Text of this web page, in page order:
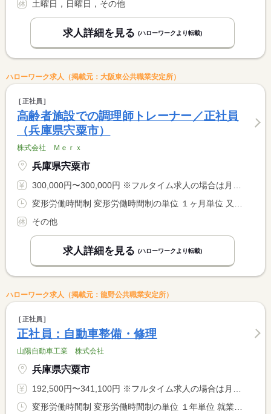
土曜日，日曜日，その他
求人詳細を見る (ハローワークより転載)
ハローワーク求人（掲載元：大阪東公共職業安定所）
正社員
高齢者施設での調理師トレーナー／正社員
（兵庫県宍粟市）
株式会社 Ｍｅｒｘ
兵庫県宍粟市
300,000円〜300,000円 ※フルタイム求人の場合は月額（換算額）、パート求人の場合は時間額を表示しています。
その他
求人詳細を見る (ハローワークより転載)
ハローワーク求人（掲載元：龍野公共職業安定所）
正社員
正社員：自動車整備・修理
山陽自動車工業 株式会社
兵庫県宍粟市
192,500円〜341,100円 ※フルタイム求人の場合は月額（換算額）、パート求人の場合は時間額を表示しています。